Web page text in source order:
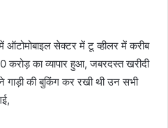
ऑटोमोबाइल सेक्टर में टू व्हीलर में करीब
करोड़ का व्यापार हुआ, जबरदस्त खरीदी
गाड़ी की बुकिंग कर रखी थी उन सभी